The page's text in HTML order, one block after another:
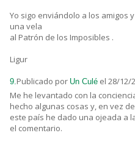
Yo sigo enviándolo a los amigos
una vela
al Patrón de los Imposibles .
Ligur
9.Publicado por Un Culé el 28/12/
Me he levantado con la
hecho algunas cosas y, en vez
este país he dado una ojeada a
el comentario.